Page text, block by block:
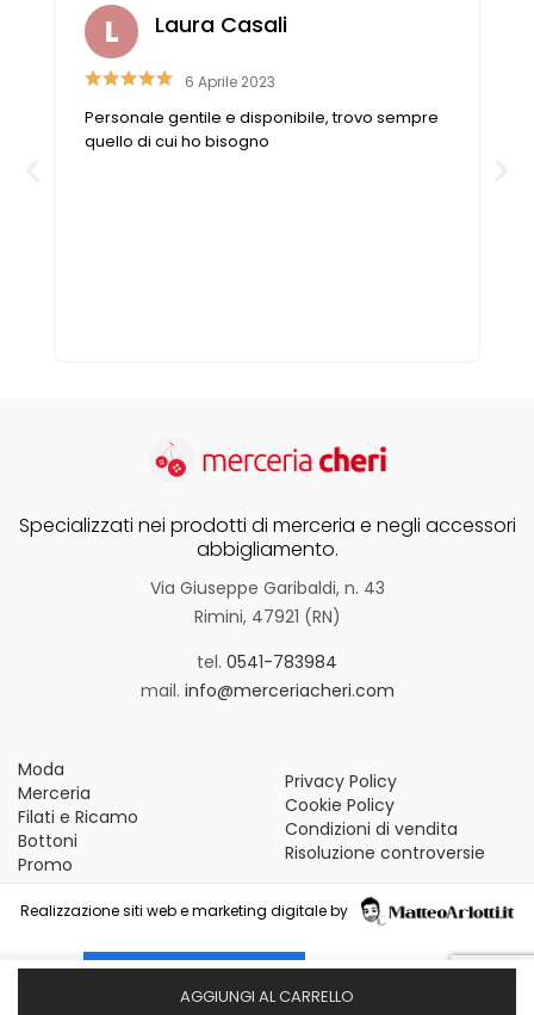
AGGIUNGI AL CARRELLO
Laura Casali
6 Aprile 2023
Personale gentile e disponibile, trovo sempre
quello di cui ho bisogno
Specializzati nei prodotti di merceria e negli accessori
abbigliamento.
Via Giuseppe Garibaldi, n. 43
Rimini, 47921 (RN)
tel. 0541-783984
mail. info@merceriacheri.com
Moda
Merceria
Filati e Ricamo
Bottoni
Promo
Privacy Policy
Cookie Policy
Condizioni di vendita
Risoluzione controversie
Realizzazione siti web e marketing digitale by